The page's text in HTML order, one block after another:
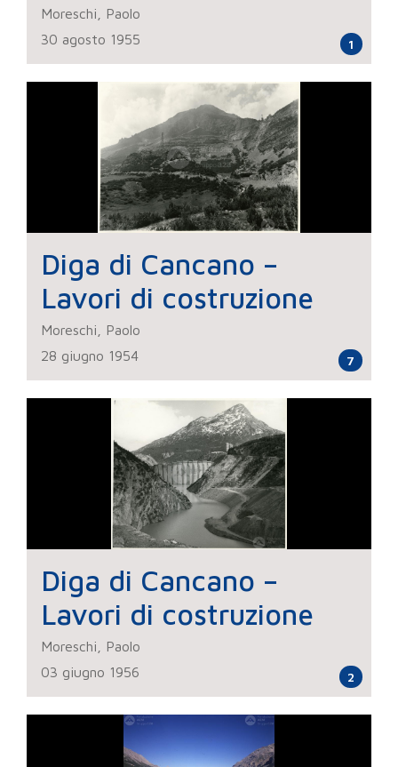
Moreschi, Paolo
30 agosto 1955
1
Diga di Cancano –
Lavori di costruzione
Moreschi, Paolo
28 giugno 1954
7
Diga di Cancano –
Lavori di costruzione
Moreschi, Paolo
03 giugno 1956
2